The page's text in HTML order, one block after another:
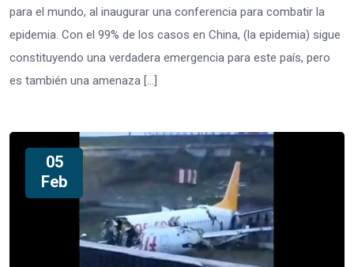
para el mundo, al inaugurar una conferencia para combatir la
epidemia. Con el 99% de los casos en China, (la epidemia) sigue
constituyendo una verdadera emergencia para este país, pero
es también una amenaza […]
05
Feb